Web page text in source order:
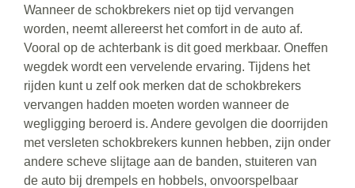
Wanneer de schokbrekers niet op tijd vervangen
worden, neemt allereerst het comfort in de auto af.
Vooral op de achterbank is dit goed merkbaar. Oneffen
wegdek wordt een vervelende ervaring. Tijdens het
rijden kunt u zelf ook merken dat de schokbrekers
vervangen hadden moeten worden wanneer de
wegligging beroerd is. Andere gevolgen die doorrijden
met versleten schokbrekers kunnen hebben, zijn onder
andere scheve slijtage aan de banden, stuiteren van
de auto bij drempels en hobbels, onvoorspelbaar